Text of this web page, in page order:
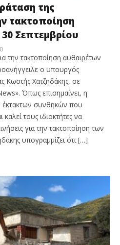
της
τακτοποίηση
Σεπτεμβρίου
0
την τακτοποίηση αυθαιρέτων
ο υπουργός
Κωστής Χατζηδάκης, σε
Όπως επισημαίνει, η
έκτακτων συνθηκών που
τους ιδιοκτήτες να
για την τακτοποίηση των
υπογραμμίζει ότι […]